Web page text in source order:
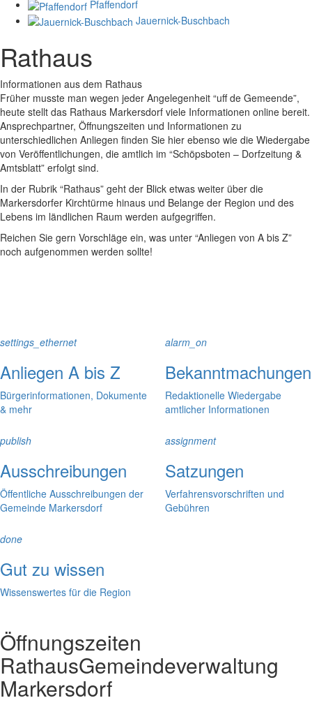
Pfaffendorf
Jauernick-Buschbach
Rathaus
Informationen aus dem Rathaus
Früher musste man wegen jeder Angelegenheit “uff de Gemeende”,
heute stellt das Rathaus Markersdorf viele Informationen online bereit.
Ansprechpartner, Öffnungszeiten und Informationen zu
unterschiedlichen Anliegen finden Sie hier ebenso wie die Wiedergabe
von Veröffentlichungen, die amtlich im “Schöpsboten – Dorfzeitung &
Amtsblatt” erfolgt sind.
In der Rubrik “Rathaus” geht der Blick etwas weiter über die
Markersdorfer Kirchtürme hinaus und Belange der Region und des
Lebens im ländlichen Raum werden aufgegriffen.
Reichen Sie gern Vorschläge ein, was unter “Anliegen von A bis Z”
noch aufgenommen werden sollte!
settings_ethernet
Anliegen A bis Z
Bürgerinformationen, Dokumente
& mehr
alarm_on
Bekanntmachungen
Redaktionelle Wiedergabe
amtlicher Informationen
publish
Ausschreibungen
Öffentliche Ausschreibungen der
Gemeinde Markersdorf
assignment
Satzungen
Verfahrensvorschriften und
Gebühren
done
Gut zu wissen
Wissenswertes für die Region
Öffnungszeiten
RathausGemeindeverwaltung
Markersdorf